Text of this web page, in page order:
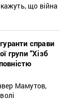
що війна
справи
групи “Хізб
Мамутов,